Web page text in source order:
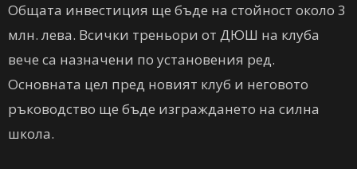
Общата инвестиция ще бъде на стойност около 3
млн. лева. Всички треньори от ДЮШ на клуба
вече са назначени по установения ред.
Основната цел пред новият клуб и неговото
ръководство ще бъде изграждането на силна
школа.